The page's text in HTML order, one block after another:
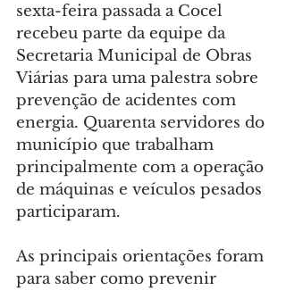
sexta-feira passada a Cocel
recebeu parte da equipe da
Secretaria Municipal de Obras
Viárias para uma palestra sobre
prevenção de acidentes com
energia. Quarenta servidores do
município que trabalham
principalmente com a operação
de máquinas e veículos pesados
participaram.
As principais orientações foram
para saber como prevenir